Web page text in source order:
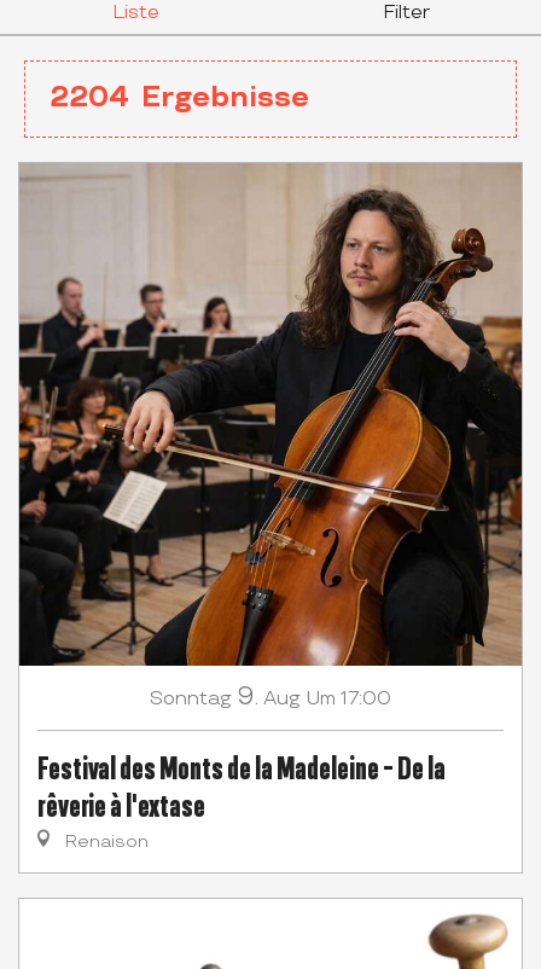
Liste Filter
2204 Ergebnisse
Sonntag 9. Aug Um 17:00
Festival des Monts de la Madeleine - De la
rêverie à l'extase
Renaison